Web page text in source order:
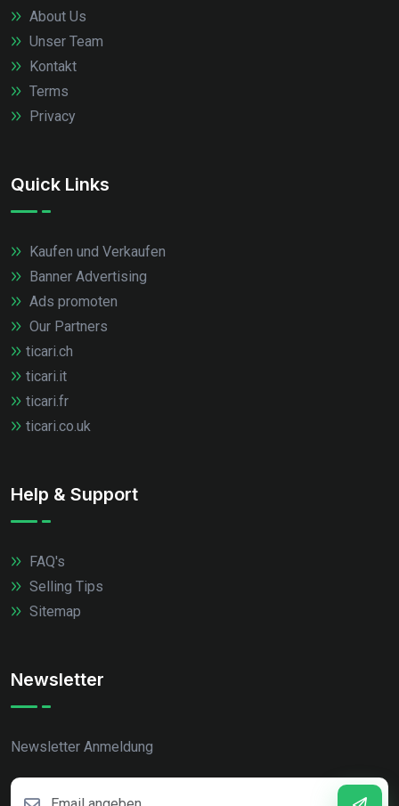
About Us
Unser Team
Kontakt
Terms
Privacy
Quick Links
Kaufen und Verkaufen
Banner Advertising
Ads promoten
Our Partners
ticari.ch
ticari.it
ticari.fr
ticari.co.uk
Help & Support
FAQ's
Selling Tips
Sitemap
Newsletter
Newsletter Anmeldung